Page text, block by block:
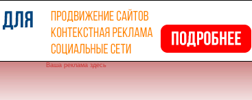
Ваша реклама здесь